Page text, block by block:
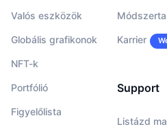
Valós eszközök
Globális grafikonok
NFT-k
Portfólió
Figyelőlista
Karrier
Support
Listázd